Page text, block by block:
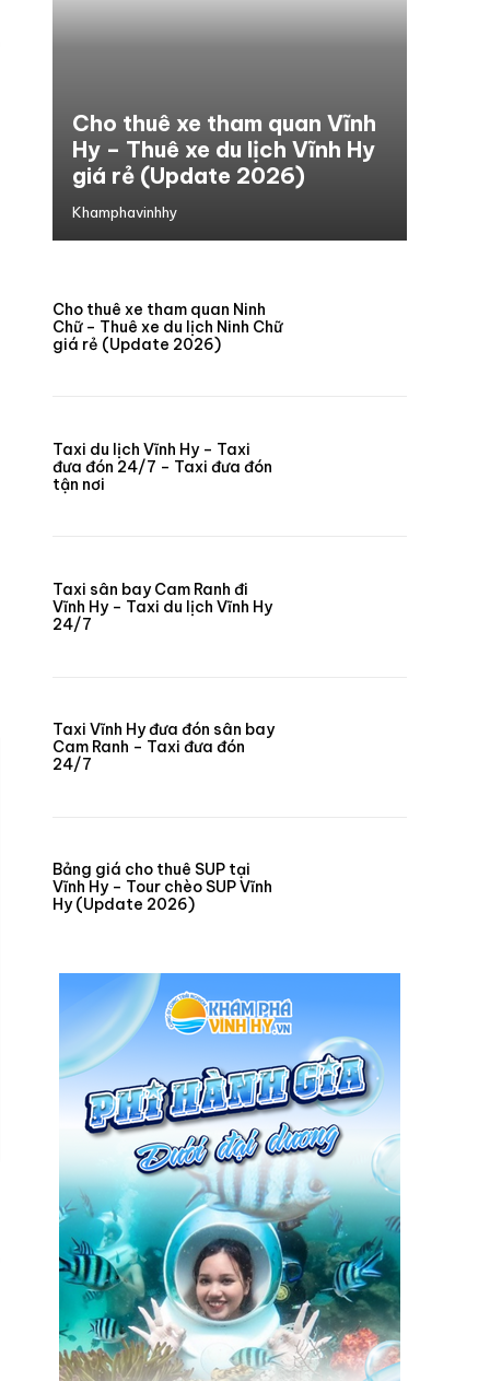
Cho thuê xe tham quan Vĩnh
Hy – Thuê xe du lịch Vĩnh Hy
giá rẻ (Update 2026)
Khamphavinhhy
Cho thuê xe tham quan Ninh
Chữ – Thuê xe du lịch Ninh Chữ
giá rẻ (Update 2026)
Taxi du lịch Vĩnh Hy – Taxi
đưa đón 24/7 – Taxi đưa đón
tận nơi
Taxi sân bay Cam Ranh đi
Vĩnh Hy – Taxi du lịch Vĩnh Hy
24/7
Taxi Vĩnh Hy đưa đón sân bay
Cam Ranh – Taxi đưa đón
24/7
Bảng giá cho thuê SUP tại
Vĩnh Hy – Tour chèo SUP Vĩnh
Hy (Update 2026)